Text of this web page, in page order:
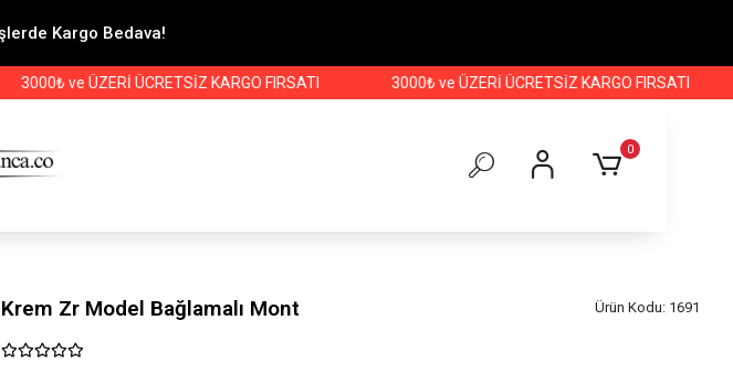
Kargo Bedava!
ve ÜZERİ ÜCRETSİZ KARGO FIRSATI 3000₺ ve ÜZERİ ÜCRETSİZ KARGO FIRSATI
0
Krem Zr Model Bağlamalı Mont Ürün Kodu: 1691